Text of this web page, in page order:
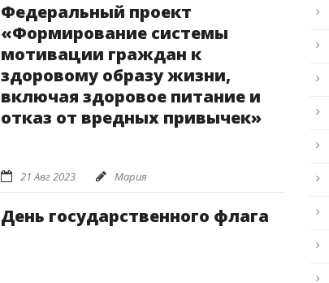
Федеральный проект
«Формирование системы
мотивации граждан к
здоровому образу жизни,
включая здоровое питание и
отказ от вредных привычек»
21 Авг 2023 Мария
День государственного флага